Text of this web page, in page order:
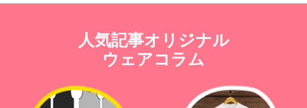
人気記事オリジナル
ウェアコラム